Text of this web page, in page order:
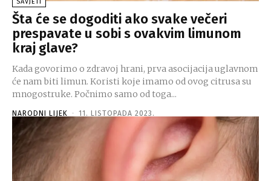
Šta će se dogoditi ako svake večeri
prespavate u sobi s ovakvim limunom
kraj glave?
Kada govorimo o zdravoj hrani, prva asocijacija uglavnom
će nam biti limun. Koristi koje imamo od ovog citrusa su
mnogostruke. Počnimo samo od toga...
NARODNI LIJEK - 11. LISTOPADA 2023.